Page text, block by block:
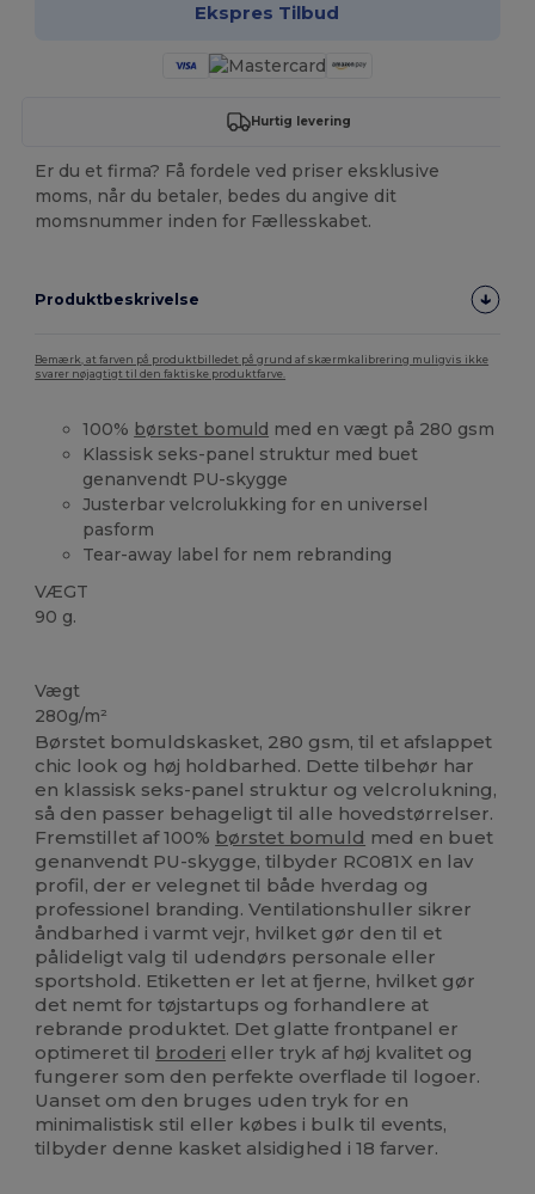
Ekspres Tilbud
Hurtig levering
Er du et firma? Få fordele ved priser eksklusive
moms, når du betaler, bedes du angive dit
momsnummer inden for Fællesskabet.
Produktbeskrivelse
Bemærk, at farven på produktbilledet på grund af skærmkalibrering muligvis ikke
svarer nøjagtigt til den faktiske produktfarve.
100% børstet bomuld med en vægt på 280 gsm
Klassisk seks-panel struktur med buet
genanvendt PU-skygge
Justerbar velcrolukking for en universel
pasform
Tear-away label for nem rebranding
VÆGT
90 g.
Vægt
280g/m²
Børstet bomuldskasket, 280 gsm, til et afslappet
chic look og høj holdbarhed. Dette tilbehør har
en klassisk seks-panel struktur og velcrolukning,
så den passer behageligt til alle hovedstørrelser.
Fremstillet af 100% børstet bomuld med en buet
genanvendt PU-skygge, tilbyder RC081X en lav
profil, der er velegnet til både hverdag og
professionel branding. Ventilationshuller sikrer
åndbarhed i varmt vejr, hvilket gør den til et
pålideligt valg til udendørs personale eller
sportshold. Etiketten er let at fjerne, hvilket gør
det nemt for tøjstartups og forhandlere at
rebrande produktet. Det glatte frontpanel er
optimeret til broderi eller tryk af høj kvalitet og
fungerer som den perfekte overflade til logoer.
Uanset om den bruges uden tryk for en
minimalistisk stil eller købes i bulk til events,
tilbyder denne kasket alsidighed i 18 farver.